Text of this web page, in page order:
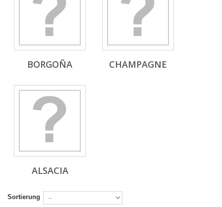
BORGOÑA CHAMPAGNE
ALSACIA
Sortierung